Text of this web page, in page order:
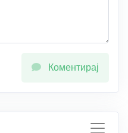
Коментирај